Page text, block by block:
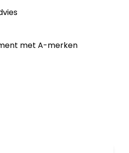
met A-merken